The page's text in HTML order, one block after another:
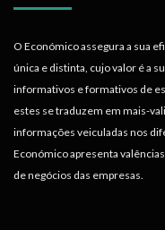
O Económico assegura a sua
única e distinta, cujo valor é a
informativos e formativos de
estes se traduzem em mais-
informações veiculadas nos
Económico apresenta
de negócios das empresas.